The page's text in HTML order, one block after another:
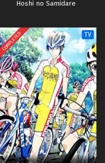
Hoshi no Samidare
COMPLETED TV